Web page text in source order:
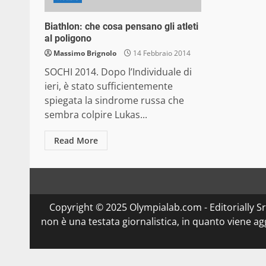
Biathlon: che cosa pensano gli atleti
al poligono
Massimo Brignolo 14 Febbraio 2014
SOCHI 2014. Dopo l’Individuale di
ieri, è stato sufficientemente
spiegata la sindrome russa che
sembra colpire Lukas...
Read More
Copyright © 2025 Olympialab.com - Editorially
non è una testata giornalistica, in quanto viene